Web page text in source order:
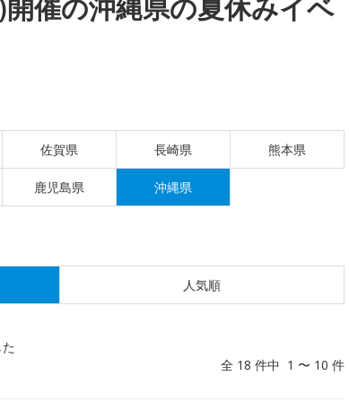
催の沖縄県の夏休みイベ
佐賀県 長崎県 熊本県
鹿児島県 沖縄県
人気順
全 18 件中 1 〜 10 件